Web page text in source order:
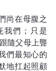
尚在母腹之
我們；只是
隨父母上聾
們最知心的
地扛起照顧